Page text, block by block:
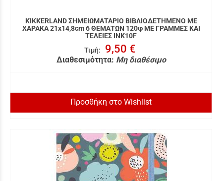
KIKKERLAND ΣΗΜΕΙΩΜΑΤΑΡΙΟ ΒΙΒΛΙΟΔΕΤΗΜΕΝΟ ΜΕ
ΧΑΡΑΚΑ 21x14,8cm 6 ΘΕΜΑΤΩΝ 120φ ΜΕ ΓΡΑΜΜΕΣ ΚΑΙ
ΤΕΛΕΙΕΣ INK10F
Τιμή: 9,50 €
Διαθεσιμότητα: Μη διαθέσιμο
Προσθήκη στο Wishlist